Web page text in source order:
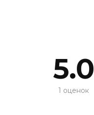
5.0
1 оценок